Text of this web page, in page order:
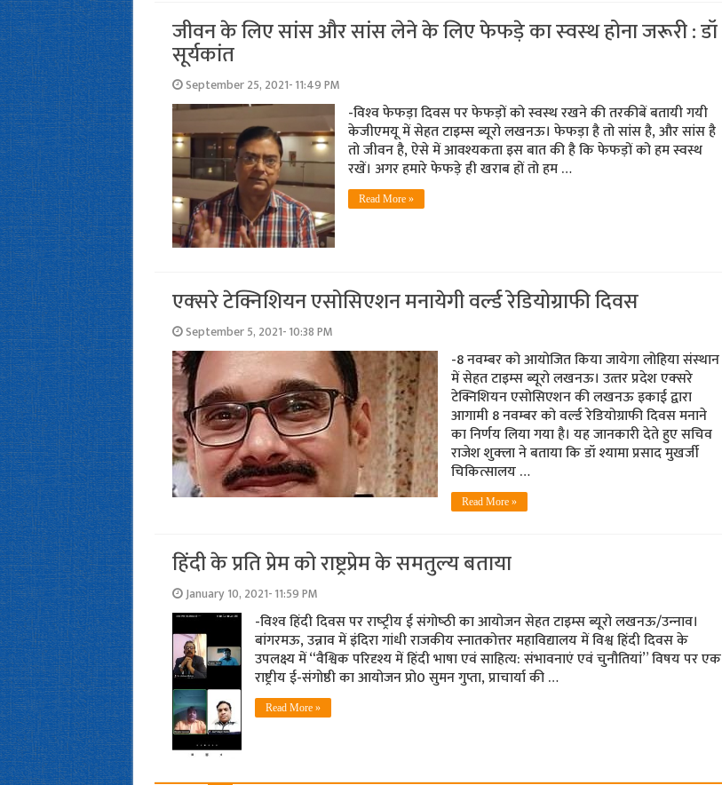
जीवन के लिए सांस और सांस लेने के लिए फेफड़े का स्‍वस्‍थ होना जरूरी : डॉ
सूर्यकांत
September 25, 2021- 11:49 PM
-विश्‍व फेफड़ा दिवस पर फेफड़ों को स्‍वस्‍थ रखने की तरकीबें बतायी गयी
केजीएमयू में सेहत टाइम्‍स ब्‍यूरो लखनऊ। फेफड़ा है तो सांस है, और सांस है
तो जीवन है, ऐसे में आवश्यकता इस बात की है कि‍ फेफड़ों को हम स्वस्थ
रखें। अगर हमारे फेफड़े ही खराब हों तो हम …
Read More »
एक्‍सरे टेक्निशियन एसोसिएशन मनायेगी वर्ल्‍ड रेडियोग्राफी दिवस
September 5, 2021- 10:38 PM
-8 नवम्‍बर को आयोजित किया जायेगा लोहिया संस्‍थान
में सेहत टाइम्‍स ब्‍यूरो लखनऊ। उत्‍तर प्रदेश एक्‍सरे
टेक्निशियन एसोसिएशन की लखनऊ इकाई द्वारा
आगामी 8 नवम्‍बर को वर्ल्‍ड रेडियोग्राफी दिवस मनाने
का निर्णय लिया गया है। यह जानकारी देते हुए सचिव
राजेश शुक्‍ला ने बताया कि डॉ श्यामा प्रसाद मुखर्जी
चिकित्सालय …
Read More »
हिंदी के प्रति प्रेम को राष्ट्रप्रेम के समतुल्य बताया
January 10, 2021- 11:59 PM
-विश्‍व हिंदी दिवस पर राष्‍ट्रीय ई संगोष्‍ठी का आयोजन सेहत टाइम्‍स ब्‍यूरो लखनऊ/उन्‍नाव।
बांगरमऊ, उन्नाव में इंदिरा गांधी राजकीय स्नातकोत्तर महाविद्यालय में विश्व हिंदी दिवस के
उपलक्ष्य में “वैश्विक परिदृश्य में हिंदी भाषा एवं साहित्य: संभावनाएं एवं चुनौतियां” विषय पर एक
राष्ट्रीय ई-संगोष्ठी का आयोजन प्रो0 सुमन गुप्ता, प्राचार्या की …
Read More »